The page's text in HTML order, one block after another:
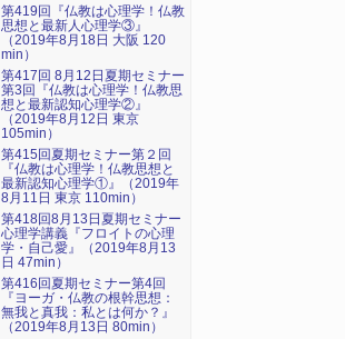
第419回『仏教は心理学！仏教
思想と最新人心理学③』
（2019年8月18日 大阪 120
min）
第417回 8月12日夏期セミナー
第3回『仏教は心理学！仏教思
想と最新認知心理学②』
（2019年8月12日 東京
105min）
第415回夏期セミナー第２回
『仏教は心理学！仏教思想と
最新認知心理学①』（2019年
8月11日 東京 110min）
第418回8月13日夏期セミナー
心理学講義『フロイトの心理
学・自己愛』（2019年8月13
日 47min）
第416回夏期セミナー第4回
『ヨーガ・仏教の根幹思想：
無我と真我：私とは何か？』
（2019年8月13日 80min）